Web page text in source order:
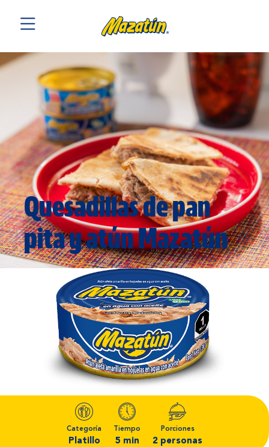
Quesadillas de pan
pita y atún Mazatún
Categoría
Platillo
Tiempo
5 min
Porciones
2 personas